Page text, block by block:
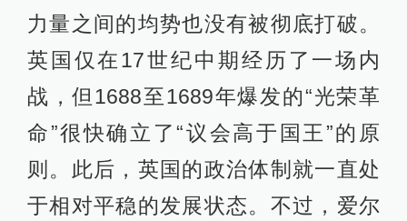
力量之间的均势也没有被彻底打破。
英国仅在17世纪中期经历了一场内
战，但1688至1689年爆发的“光荣革
命”很快确立了“议会高于国王”的原
则。此后，英国的政治体制就一直处
于相对平稳的发展状态。不过，爱尔